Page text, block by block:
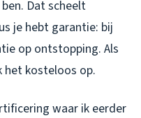
Dat scheelt
je hebt garantie: bij
op ontstopping. Als
het kosteloos op.
waar ik eerder